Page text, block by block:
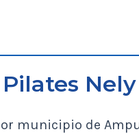
Nely
municipio de